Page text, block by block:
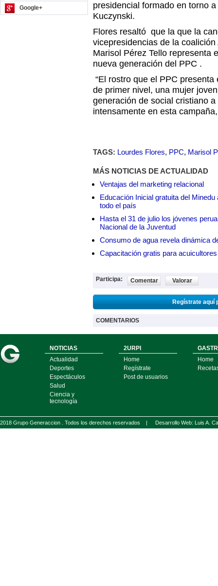
Google+
presidencial formado en torno
Kuczynski.
Flores resaltó que la que la
vicepresidencias de la
Marisol Pérez Tello representa
nueva generación del PPC .
“El rostro que el PPC
de primer nivel, una mujer
generación de social cristiano
intensamente en esta
TAGS: Lourdes Flores, PPC, Marisol
MÁS NOTICIAS DE ACTUALIDAD
Ventajas del marketing relacional
Educación Inicial gratuita del
todo el país
Hasta el 31 de julio los jóvenes
Nacional de la Juventud
Consumo de agua revela dinámica
Capacitación gratis para
Participa: Comentar Valorar
Regístrate aquí
COMENTARIOS
NOTICIAS
Actualidad
Deportes
Espectáculos
Salud
Ciencia y
tecnología
2URPI
Home
Regístrate
Post de usuarios
Home
2018 Grupo Generaccion . Todos los derechos reservados | Desarrollo Web: Luis